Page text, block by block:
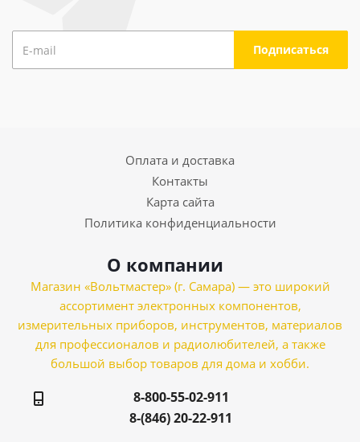
Оплата и доставка
Контакты
Карта сайта
Политика конфиденциальности
О компании
Магазин «Вольтмастер» (г. Самара) — это широкий
ассортимент электронных компонентов,
измерительных приборов, инструментов, материалов
для профессионалов и радиолюбителей, а также
большой выбор товаров для дома и хобби.
8-800-55-02-911
8-(846) 20-22-911